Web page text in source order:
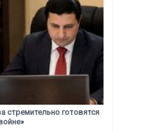
стремительно готовятся